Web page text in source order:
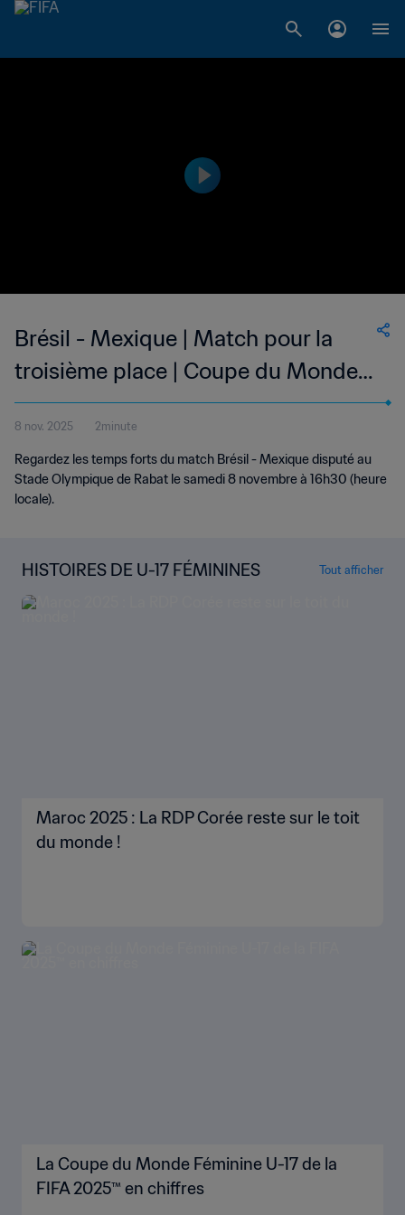
Brésil - Mexique | Match pour la
troisième place | Coupe du Monde
Féminine U-17 de la FIFA, Maroc
2025™ | Temps forts
8 nov. 2025 2minute
Regardez les temps forts du match Brésil - Mexique disputé au
Stade Olympique de Rabat le samedi 8 novembre à 16h30 (heure
locale).
HISTOIRES DE U-17 FÉMININES Tout afficher
Maroc 2025 : La RDP Corée reste sur le toit
du monde !
La Coupe du Monde Féminine U-17 de la
FIFA 2025™ en chiffres